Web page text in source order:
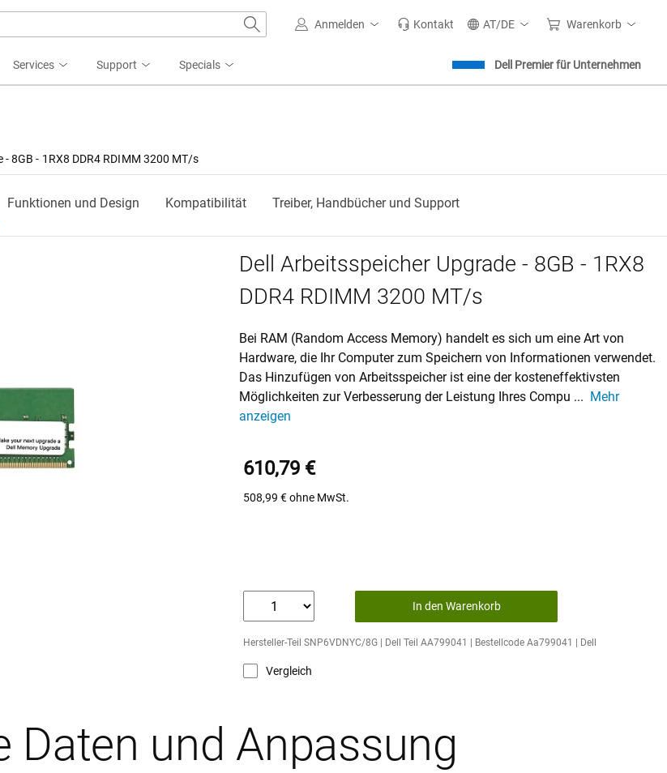
Anmelden Kontakt AT/DE Warenkorb
Services Support Specials Dell Premier für Unternehmen
8GB - 1RX8 DDR4 RDIMM 3200 MT/s
Funktionen und Design Kompatibilität Treiber, Handbücher und Support
Dell Arbeitsspeicher Upgrade - 8GB - 1RX8
DDR4 RDIMM 3200 MT/s
Bei RAM (Random Access Memory) handelt es sich um eine Art von
Hardware, die Ihr Computer zum Speichern von Informationen verwendet.
Das Hinzufügen von Arbeitsspeicher ist eine der kosteneffektivsten
Möglichkeiten zur Verbesserung der Leistung Ihres Compu ... Mehr
anzeigen
610,79 €
508,99 € ohne MwSt.
In den Warenkorb
Hersteller-Teil SNP6VDNYC/8G | Dell Teil AA799041 | Bestellcode Aa799041 | Dell
Vergleich
Daten und Anpassung